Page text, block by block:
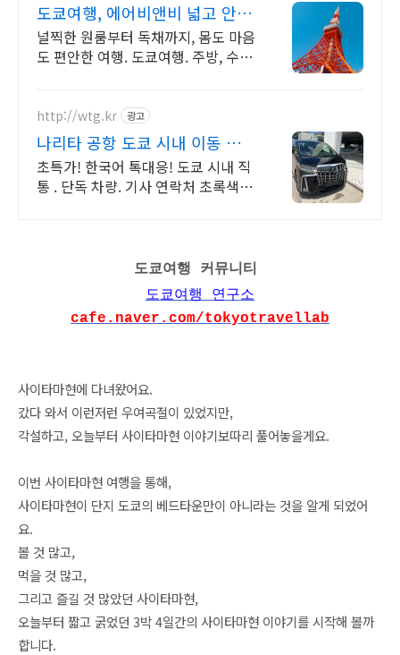
도쿄여행, 에어비앤비 넓고 안락
한 도쿄 인기숙소
널찍한 원룸부터 독채까지, 몸도 마음
도 편안한 여행. 도쿄여행. 주방, 수영
http://wtg.kr 광고
나리타 공항 도쿄 시내 이동 카
톡 실시간 한국어 지원!
초특가! 한국어 톡대응! 도쿄 시내 직
통 . 단독 차량. 기사 연락처 초록색 합
도쿄여행 커뮤니티
도쿄여행 연구소
cafe.naver.com/tokyotravellab
사이타마현에 다녀왔어요.
갔다 와서 이런저런 우여곡절이 있었지만,
각설하고, 오늘부터 사이타마현 이야기보따리 풀어놓을게요.
이번 사이타마현 여행을 통해,
사이타마현이 단지 도쿄의 베드타운만이 아니라는 것을 알게 되었어
요.
볼 것 많고,
먹을 것 많고,
그리고 즐길 것 많았던 사이타마현,
오늘부터 짧고 굵었던 3박 4일간의 사이타마현 이야기를 시작해 볼까
합니다.